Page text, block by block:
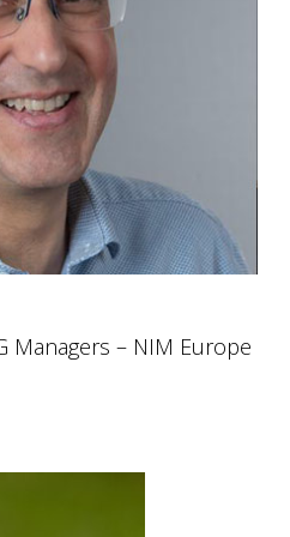
Managers – NIM Europe